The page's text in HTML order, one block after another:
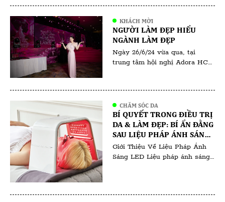
phần nâng cao sức khỏe và sắc
đẹp cho cộng đồng Việt Nam.
Chủ tịch Trần Văn Lật được
đánh giá cao bởi tầm […]
KHÁCH MỜI
NGƯỜI LÀM ĐẸP HIỂU
NGÀNH LÀM ĐẸP
Ngày 26/6/24 vừa qua, tại
trung tâm hội nghị Adora HCM
Thanh Thiên và Phượng Tara tổ
chức , quy tụ hàng trăm
chuyên gia , khách mời và học
viên đến từ khắp nơi trong và
ngoài nước. Sự […]
CHĂM SÓC DA
BÍ QUYẾT TRONG ĐIỀU TRỊ
DA & LÀM ĐẸP: BÍ ẨN ĐẰNG
SAU LIỆU PHÁP ÁNH SÁNG
LED: KHÁM PHÁ BÍ QUYẾT
ĐỂ CÓ LÀN DA RẠNG RỠ
Giới Thiệu Về Liệu Pháp Ánh
Sáng LED Liệu pháp ánh sáng
làm đẹp và người tiêu dùng.